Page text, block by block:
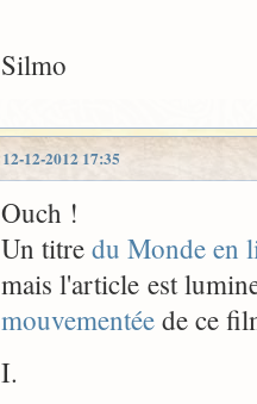
Silmo
12-12-2012 17:35
Ouch !
Un titre du Monde en
mais l'article est
mouvementée de ce
I.